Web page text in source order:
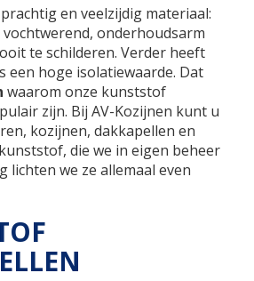
en veelzijdig materiaal:
onderhoudsarm
te schilderen. Verder heeft
een hoge isolatiewaarde. Dat
waarom onze kunststof
zijn. Bij AV-Kozijnen kunt u
kozijnen, dakkapellen en
die we in eigen beheer
lichten we ze allemaal even